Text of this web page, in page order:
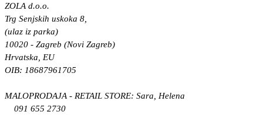
ZOLA d.o.o.
Trg Senjskih uskoka 8,
(ulaz iz parka)
10020 - Zagreb (Novi Zagreb)
Hrvatska, EU
OIB: 18687961705
MALOPRODAJA - RETAIL STORE: Sara, Helena
091 655 2730